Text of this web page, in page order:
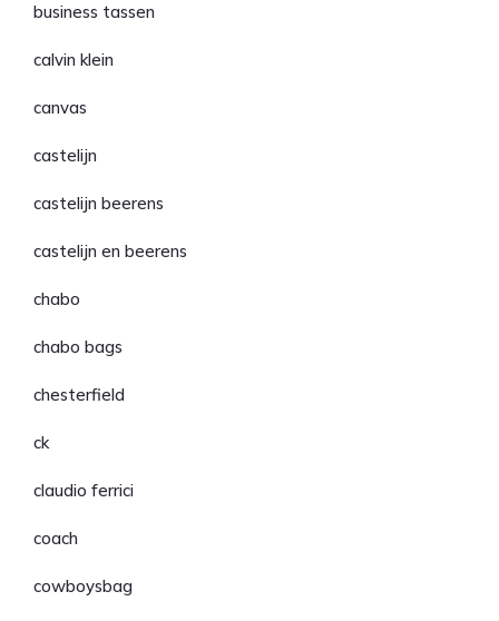
business tassen
calvin klein
canvas
castelijn
castelijn beerens
castelijn en beerens
chabo
chabo bags
chesterfield
ck
claudio ferrici
coach
cowboysbag